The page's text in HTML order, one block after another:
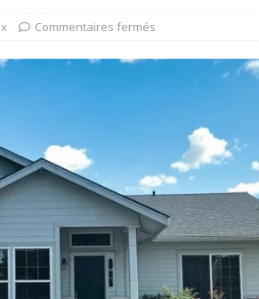
Commentaires fermés